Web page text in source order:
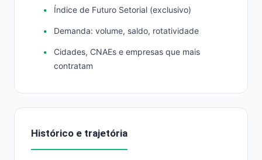
Índice de Futuro Setorial (exclusivo)
Demanda: volume, saldo, rotatividade
Cidades, CNAEs e empresas que mais
contratam
Histórico e trajetória